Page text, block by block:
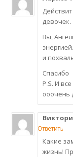
девочек.
Вы,
и
Спасибо
P.S. И
ооочень
Ответить
Какие
жизнь!